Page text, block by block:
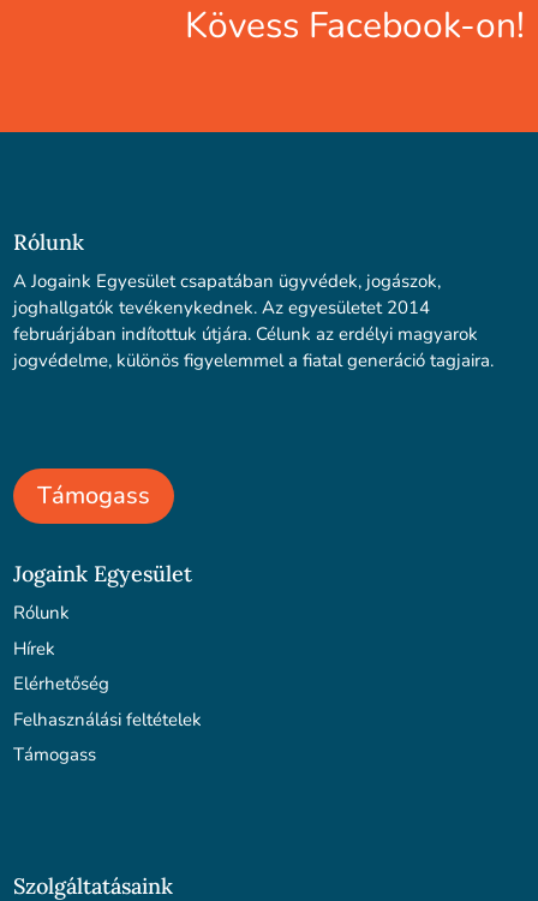
Kövess Facebook-on!
Rólunk
A Jogaink Egyesület csapatában ügyvédek, jogászok,
joghallgatók tevékenykednek. Az egyesületet 2014
februárjában indítottuk útjára. Célunk az erdélyi magyarok
jogvédelme, különös figyelemmel a fiatal generáció tagjaira.
Támogass
Jogaink Egyesület
Rólunk
Hírek
Elérhetőség
Felhasználási feltételek
Támogass
Szolgáltatásaink